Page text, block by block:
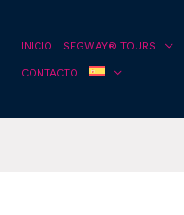
INICIO SEGWAY® TOURS
CONTACTO